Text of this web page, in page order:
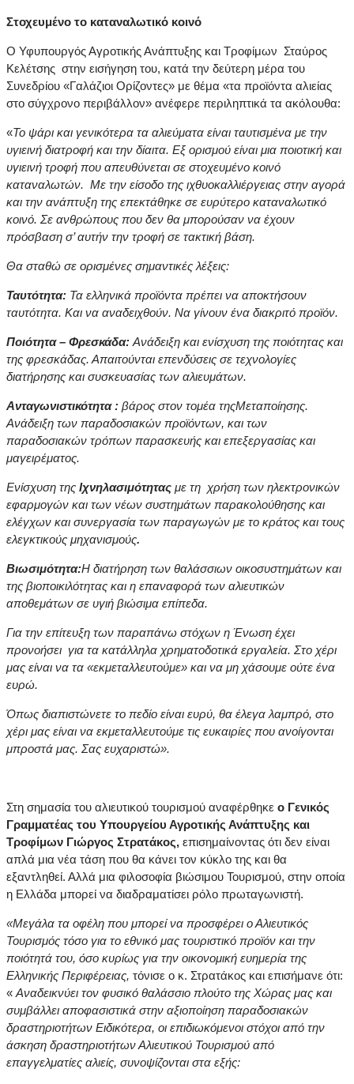
Στοχευμένο το καταναλωτικό κοινό
Ο Υφυπουργός Αγροτικής Ανάπτυξης και Τροφίμων Σταύρος
Κελέτσης στην εισήγηση του, κατά την δεύτερη μέρα του
Συνεδρίου «Γαλάζιοι Ορίζοντες» με θέμα «τα προϊόντα αλιείας
στο σύγχρονο περιβάλλον» ανέφερε περιληπτικά τα ακόλουθα:
«Το ψάρι και γενικότερα τα αλιεύματα είναι ταυτισμένα με την
υγιεινή διατροφή και την δίαιτα. Εξ ορισμού είναι μια ποιοτική και
υγιεινή τροφή που απευθύνεται σε στοχευμένο κοινό
καταναλωτών. Με την είσοδο της ιχθυοκαλλιέργειας στην αγορά
και την ανάπτυξη της επεκτάθηκε σε ευρύτερο καταναλωτικό
κοινό. Σε ανθρώπους που δεν θα μπορούσαν να έχουν
πρόσβαση σ’ αυτήν την τροφή σε τακτική βάση.
Θα σταθώ σε ορισμένες σημαντικές λέξεις:
Ταυτότητα: Τα ελληνικά προϊόντα πρέπει να αποκτήσουν
ταυτότητα. Και να αναδειχθούν. Να γίνουν ένα διακριτό προϊόν.
Ποιότητα – Φρεσκάδα: Ανάδειξη και ενίσχυση της ποιότητας και
της φρεσκάδας. Απαιτούνται επενδύσεις σε τεχνολογίες
διατήρησης και συσκευασίας των αλιευμάτων.
Ανταγωνιστικότητα : βάρος στον τομέα τηςΜεταποίησης.
Ανάδειξη των παραδοσιακών προϊόντων, και των
παραδοσιακών τρόπων παρασκευής και επεξεργασίας και
μαγειρέματος.
Ενίσχυση της Ιχνηλασιμότητας με τη χρήση των ηλεκτρονικών
εφαρμογών και των νέων συστημάτων παρακολούθησης και
ελέγχων και συνεργασία των παραγωγών με το κράτος και τους
ελεγκτικούς μηχανισμούς.
Βιωσιμότητα:Η διατήρηση των θαλάσσιων οικοσυστημάτων και
της βιοποικιλότητας και η επαναφορά των αλιευτικών
αποθεμάτων σε υγιή βιώσιμα επίπεδα.
Για την επίτευξη των παραπάνω στόχων η Ένωση έχει
προνοήσει για τα κατάλληλα χρηματοδοτικά εργαλεία. Στο χέρι
μας είναι να τα «εκμεταλλευτούμε» και να μη χάσουμε ούτε ένα
ευρώ.
Όπως διαπιστώνετε το πεδίο είναι ευρύ, θα έλεγα λαμπρό, στο
χέρι μας είναι να εκμεταλλευτούμε τις ευκαιρίες που ανοίγονται
μπροστά μας. Σας ευχαριστώ».
Στη σημασία του αλιευτικού τουρισμού αναφέρθηκε ο Γενικός
Γραμματέας του Υπουργείου Αγροτικής Ανάπτυξης και
Τροφίμων Γιώργος Στρατάκος, επισημαίνοντας ότι δεν είναι
απλά μια νέα τάση που θα κάνει τον κύκλο της και θα
εξαντληθεί. Αλλά μια φιλοσοφία βιώσιμου Τουρισμού, στην οποία
η Ελλάδα μπορεί να διαδραματίσει ρόλο πρωταγωνιστή.
«Μεγάλα τα οφέλη που μπορεί να προσφέρει ο Αλιευτικός
Τουρισμός τόσο για το εθνικό μας τουριστικό προϊόν και την
ποιότητά του, όσο κυρίως για την οικονομική ευημερία της
Ελληνικής Περιφέρειας, τόνισε ο κ. Στρατάκος και επισήμανε ότι:
« Αναδεικνύει τον φυσικό θαλάσσιο πλούτο της Χώρας μας και
συμβάλλει αποφασιστικά στην αξιοποίηση παραδοσιακών
δραστηριοτήτων Ειδικότερα, οι επιδιωκόμενοι στόχοι από την
άσκηση δραστηριοτήτων Αλιευτικού Τουρισμού από
επαγγελματίες αλιείς, συνοψίζονται στα εξής: